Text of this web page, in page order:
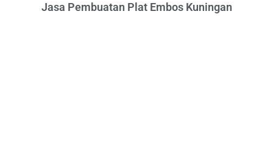
Jasa Pembuatan Plat Embos Kuningan